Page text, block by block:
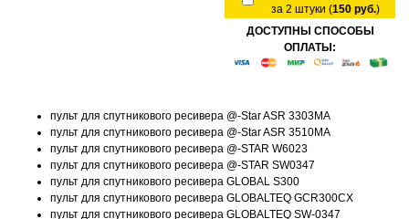
за 2 штуки (150 руб.)
ДОСТУПНЫ СПОСОБЫ
ОПЛАТЫ:
пульт для спутникового ресивера @-Star ASR 3303MA
пульт для спутникового ресивера @-Star ASR 3510MA
пульт для спутникового ресивера @-STAR W6023
пульт для спутникового ресивера @-STAR SW0347
пульт для спутникового ресивера GLOBAL S300
пульт для спутникового ресивера GLOBALTEQ GCR300CX
пульт для спутникового ресивера GLOBALTEQ SW-0347